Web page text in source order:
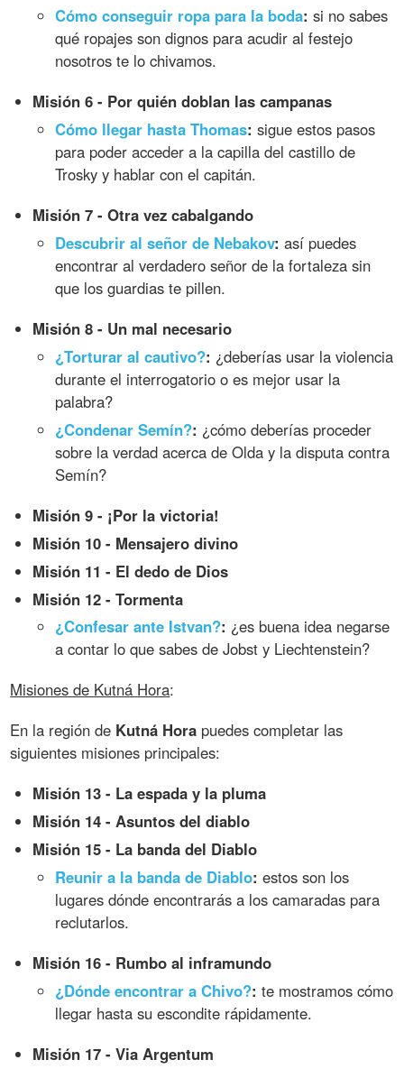
Cómo conseguir ropa para la boda: si no sabes
qué ropajes son dignos para acudir al festejo
nosotros te lo chivamos.
Misión 6 - Por quién doblan las campanas
Cómo llegar hasta Thomas: sigue estos pasos
para poder acceder a la capilla del castillo de
Trosky y hablar con el capitán.
Misión 7 - Otra vez cabalgando
Descubrir al señor de Nebakov: así puedes
encontrar al verdadero señor de la fortaleza sin
que los guardias te pillen.
Misión 8 - Un mal necesario
¿Torturar al cautivo?: ¿deberías usar la violencia
durante el interrogatorio o es mejor usar la
palabra?
¿Condenar Semín?: ¿cómo deberías proceder
sobre la verdad acerca de Olda y la disputa contra
Semín?
Misión 9 - ¡Por la victoria!
Misión 10 - Mensajero divino
Misión 11 - El dedo de Dios
Misión 12 - Tormenta
¿Confesar ante Istvan?: ¿es buena idea negarse
a contar lo que sabes de Jobst y Liechtenstein?
Misiones de Kutná Hora:
En la región de Kutná Hora puedes completar las
siguientes misiones principales:
Misión 13 - La espada y la pluma
Misión 14 - Asuntos del diablo
Misión 15 - La banda del Diablo
Reunir a la banda de Diablo: estos son los
lugares dónde encontrarás a los camaradas para
reclutarlos.
Misión 16 - Rumbo al inframundo
¿Dónde encontrar a Chivo?: te mostramos cómo
llegar hasta su escondite rápidamente.
Misión 17 - Via Argentum